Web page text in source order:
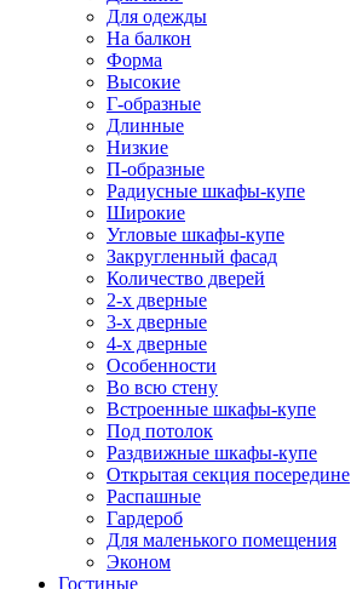
Для одежды
На балкон
Форма
Высокие
Г-образные
Длинные
Низкие
П-образные
Радиусные шкафы-купе
Широкие
Угловые шкафы-купе
Закругленный фасад
Количество дверей
2-х дверные
3-х дверные
4-х дверные
Особенности
Во всю стену
Встроенные шкафы-купе
Под потолок
Раздвижные шкафы-купе
Открытая секция посередине
Распашные
Гардероб
Для маленького помещения
Эконом
Гостиные